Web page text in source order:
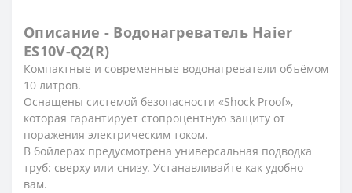
Описание - Водонагреватель Haier
ES10V-Q2(R)
Компактные и современные водонагреватели объёмом
10 литров.
Оснащены системой безопасности «Shoсk Proof»,
которая гарантирует стопроцентную защиту от
поражения электрическим током.
В бойлерах предусмотрена универсальная подводка
труб: сверху или снизу. Устанавливайте как удобно
вам.